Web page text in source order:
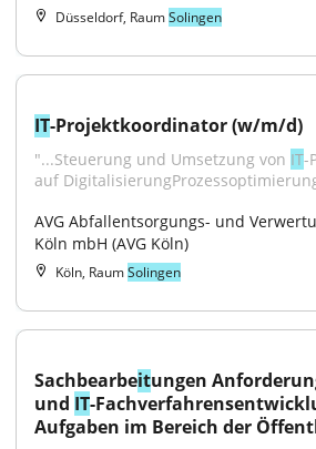
Düsseldorf, RaumSolingen
IT-Projektkoordinator (w/m/d)
"...Steuerung und Umsetzung von IT-
auf
AVG Abfallentsorgungs- und
Köln mbH (AVG Köln)
Köln, RaumSolingen
Sachbearbeitungen
und IT-
Aufgaben im Bereich der